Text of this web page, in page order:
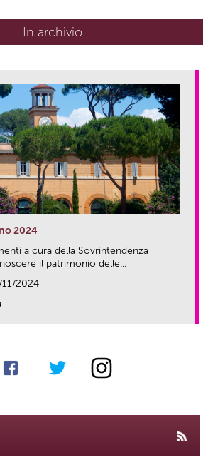
In archivio
2024
a cura della Sovrintendenza
il patrimonio delle...
2024